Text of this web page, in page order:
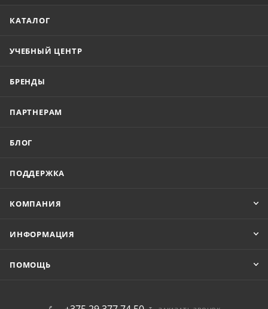
КАТАЛОГ
УЧЕБНЫЙ ЦЕНТР
БРЕНДЫ
ПАРТНЕРАМ
БЛОГ
ПОДДЕРЖКА
КОМПАНИЯ
ИНФОРМАЦИЯ
ПОМОЩЬ